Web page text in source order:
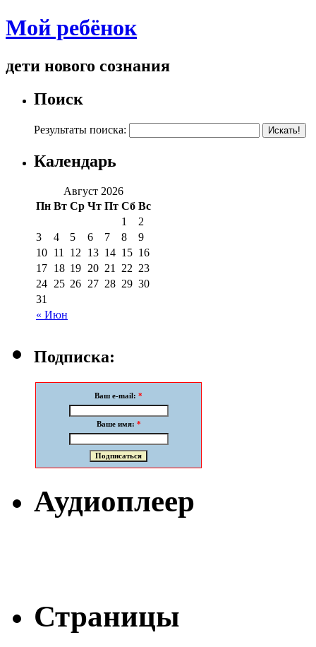
Мой ребёнок
дети нового сознания
Поиск
Результаты поиска:
Календарь
Август 2026
Пн Вт Ср Чт Пт Сб Вс
« Июн
1
2
3
4 5 6 7 8
9
10 11 12 13 14 15 16
17 18 19 20 21 22 23
24 25 26 27 28 29 30
31
Подписка:
Ваш e-mail: *
Ваше имя: *
Аудиоплеер
Страницы